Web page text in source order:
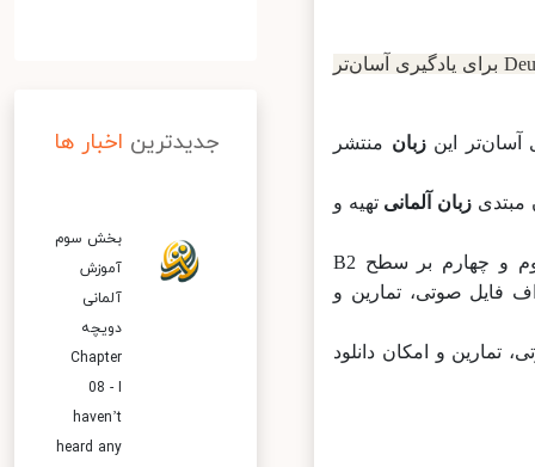
در بخش آموزش زبان آلمانی مجموعه‌ای به نام Deutschtrainer برای یادگیری آسان‌تر
زبانمنتشر
زبان آلمانی تهیه و
بخش اول و دوم بر سطوح A1 و A2 (مبتدی) تمرکز دارد و بخش‌های سوم و چهارم بر سطح B2
فایل صوتی، تمارین و
تمارین و امکان دانلود
جدیدترین اخبار ها
بخش سوم
آموزش
آلمانی
دویچه
Chapter
08 - I
haven’t
heard any